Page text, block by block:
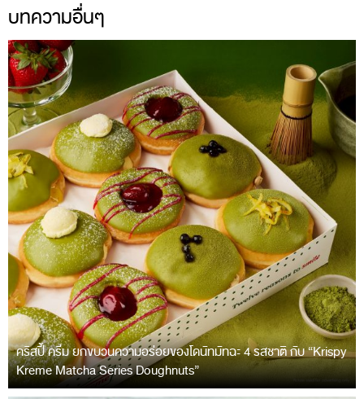
บทความอื่นๆ
คริสปี้ ครีม ยกขบวนความอร่อยของโดนัทมัทฉะ 4 รสชาติ กับ “Krispy
Kreme Matcha Series Doughnuts”